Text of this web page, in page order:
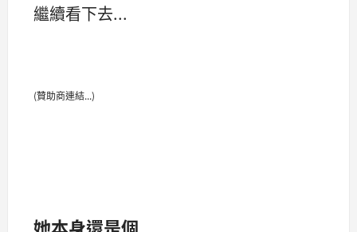
繼續看下去...
(贊助商連結...)
她本身還是個